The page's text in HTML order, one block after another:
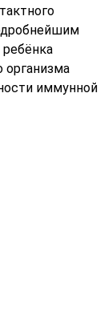
организма
иммунной